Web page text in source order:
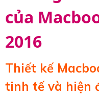
của
2016
Thiết kế
tinh tế và hiện